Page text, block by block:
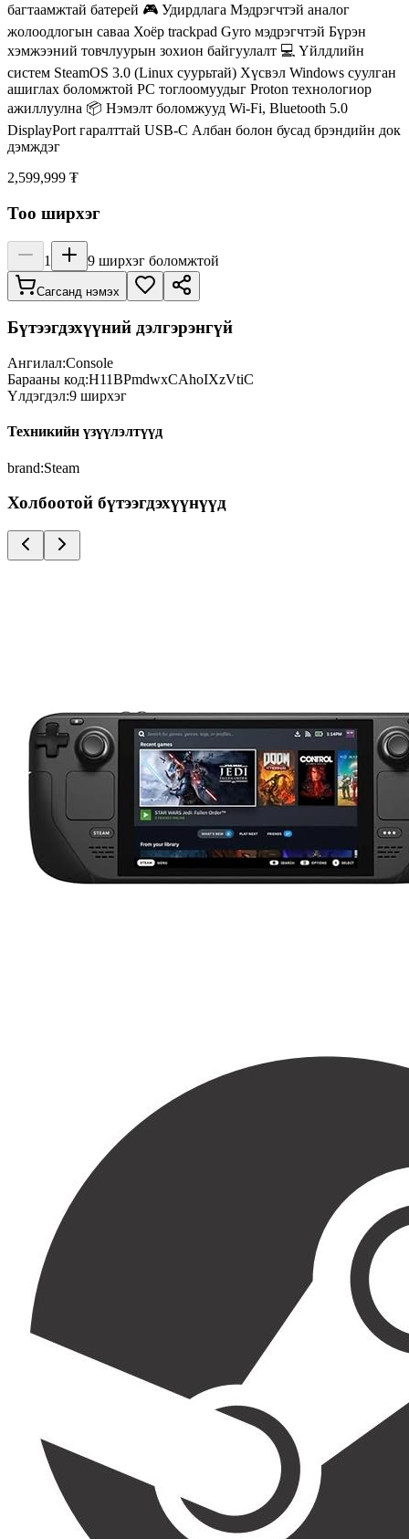
багтаамжтай батерей 🎮 Удирдлага Мэдрэгчтэй аналог
жолоодлогын саваа Хоёр trackpad Gyro мэдрэгчтэй Бүрэн
хэмжээний товчлуурын зохион байгуулалт 💻 Үйлдлийн
систем SteamOS 3.0 (Linux суурьтай) Хүсвэл Windows суулган
ашиглах боломжтой PC тоглоомуудыг Proton технологиор
ажиллуулна 📦 Нэмэлт боломжууд Wi-Fi, Bluetooth 5.0
DisplayPort гаралттай USB-C Албан болон бусад брэндийн док
дэмждэг
2,599,999 ₮
Тоо ширхэг
1 9 ширхэг боломжтой
Сагсанд нэмэх
Бүтээгдэхүүний дэлгэрэнгүй
Ангилал:Console
Барааны код:H11BPmdwxCAhoIXzVtiC
Үлдэгдэл:9 ширхэг
Техникийн үзүүлэлтүүд
brand:Steam
Холбоотой бүтээгдэхүүнүүд